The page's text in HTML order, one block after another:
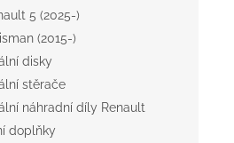
5 (2025-)
(2015-)
disky
stěrače
náhradní díly Renault
doplňky